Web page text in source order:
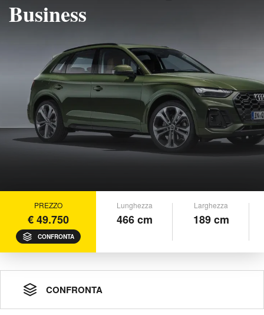
Business
PREZZO
€ 49.750
CONFRONTA
Lunghezza
466 cm
Larghezza
189 cm
CONFRONTA